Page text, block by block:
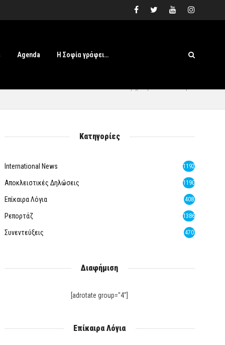
Agenda Η Σοφία γράφει…
Κατηγορίες
International News 1192
Αποκλειστικές Δηλώσεις 1190
Επίκαιρα Λόγια 408
Ρεπορτάζ 1386
Συνεντεύξεις 470
Διαφήμιση
[adrotate group="4"]
Επίκαιρα Λόγια